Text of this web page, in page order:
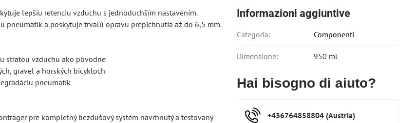
lepšiu retenciu vzduchu s jednoduchším nastavením.
pneumatík a poskytuje trvalú opravu prepichnutia až do 6,5 mm.
stratou vzduchu ako pôvodne
gravel a horských bicykloch
pneumatík
pre kompletný bezdušový systém navrhnutý a testovaný
Informazioni aggiuntive
Categoria: Componenti
Dimensione: 950 ml
Hai bisogno di aiuto?
+436764858804 (Austria)